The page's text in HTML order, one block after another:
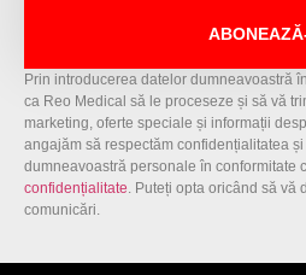
Prin introducerea datelor dumneavoastră
ca Reo Medical să le proceseze și să vă
marketing, oferte speciale și informații
angajăm să respectăm confidențialitatea
dumneavoastră personale în conformitate
confidențialitate. Puteți opta oricând să vă
comunicări.